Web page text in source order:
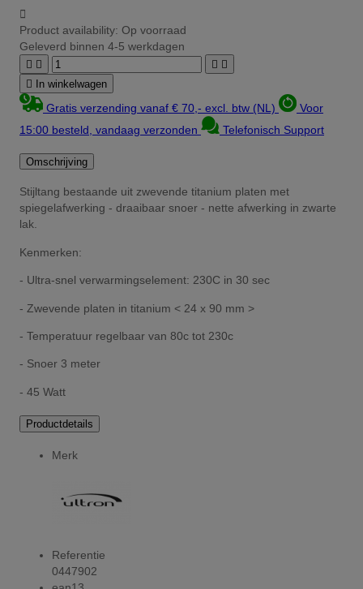

Product availability: Op voorraad
Geleverd binnen 4-5 werkdagen
   
 In winkelwagen
Gratis verzending vanaf € 70,- excl. btw (NL)
Voor
15:00 besteld, vandaag verzonden
Telefonisch Support
Omschrijving
Stijltang bestaande uit zwevende titanium platen met
spiegelafwerking - draaibaar snoer - nette afwerking in zwarte
lak.
Kenmerken:
- Ultra-snel verwarmingselement: 230C in 30 sec
- Zwevende platen in titanium < 24 x 90 mm >
- Temperatuur regelbaar van 80c tot 230c
- Snoer 3 meter
- 45 Watt
Productdetails
Merk
Referentie
0447902